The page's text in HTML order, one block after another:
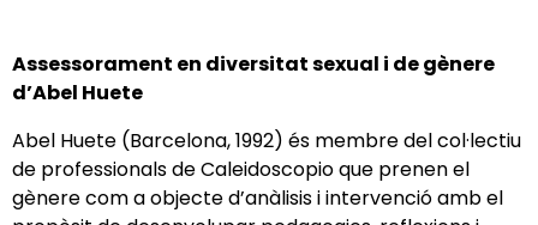
Assessorament en diversitat sexual i de gènere
d’Abel Huete
Abel Huete (Barcelona, 1992) és membre del col·lectiu
de professionals de Caleidoscopio que prenen el
gènere com a objecte d’anàlisis i intervenció amb el